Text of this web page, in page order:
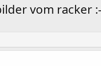
vom racker